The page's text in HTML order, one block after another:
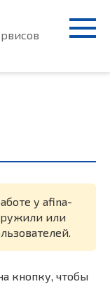
у afina-
или
кнопку, чтобы